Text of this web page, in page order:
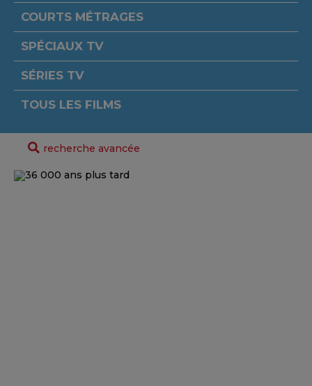
COURTS MÉTRAGES
SPÉCIAUX TV
SÉRIES TV
TOUS LES FILMS
recherche avancée